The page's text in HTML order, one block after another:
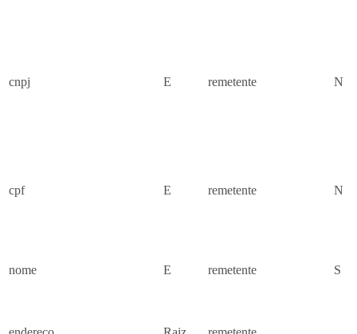
cnpj E remetente N
cpf E remetente N
nome E remetente S